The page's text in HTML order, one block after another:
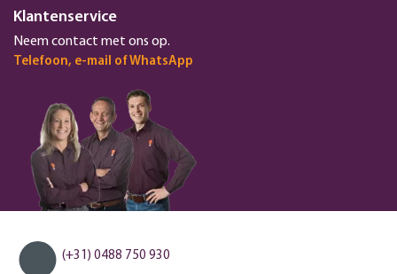
Klantenservice
Neem contact met ons op.
Telefoon, e-mail of WhatsApp
(+31) 0488 750 930